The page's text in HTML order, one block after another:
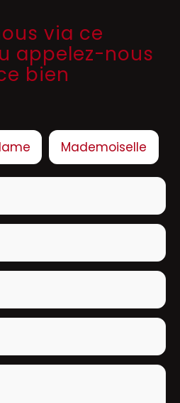
via ce
appelez-nous
bien
Mademoiselle